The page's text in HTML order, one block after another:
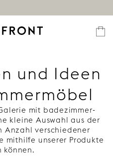
und Ideen
mit badezimmer-
kleine Auswahl aus der
Anzahl verschiedener
mithilfe unserer Produkte
können.